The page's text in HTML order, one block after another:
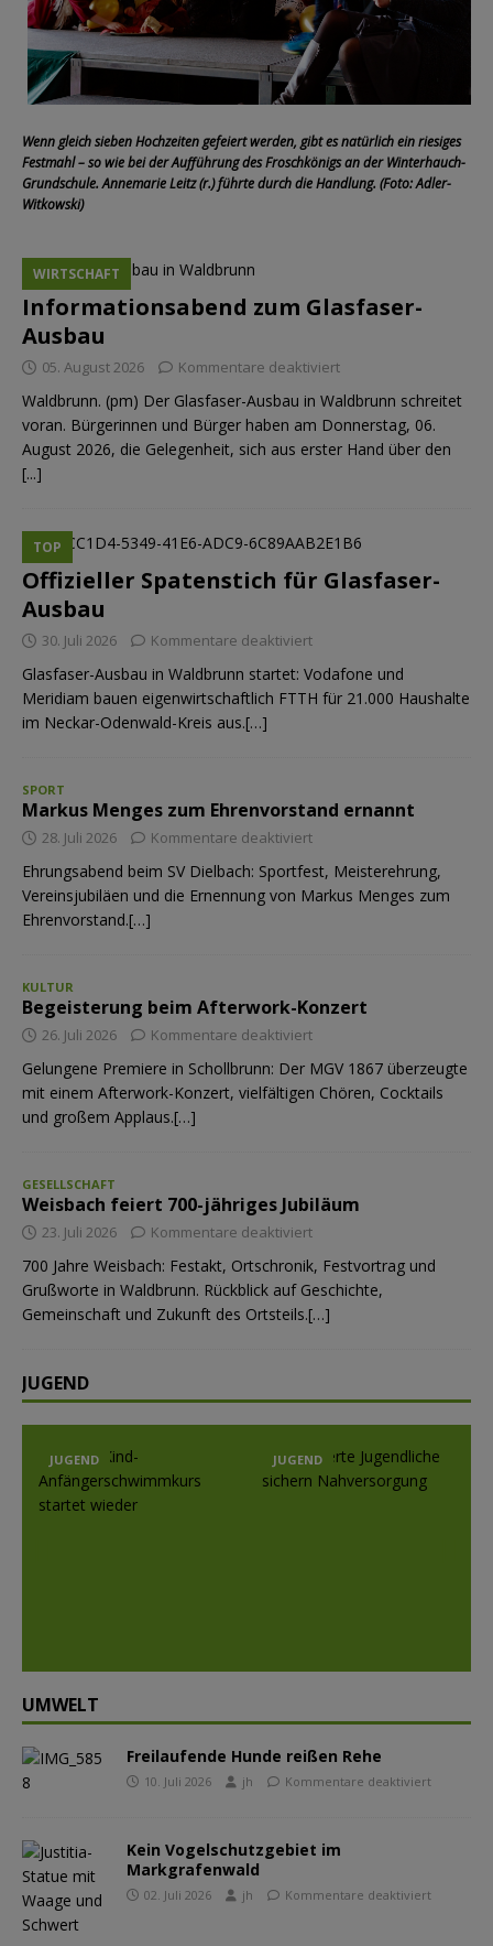
Wenn gleich sieben Hochzeiten gefeiert werden, gibt es natürlich ein riesiges
Festmahl – so wie bei der Aufführung des Froschkönigs an der Winterhauch-
Grundschule. Annemarie Leitz (r.) führte durch die Handlung. (Foto: Adler-
Witkowski)
Informationsabend zum Glasfaser-
Ausbau
WIRTSCHAFT
05. August 2026 Kommentare deaktiviert
Waldbrunn. (pm) Der Glasfaser-Ausbau in Waldbrunn schreitet
voran. Bürgerinnen und Bürger haben am Donnerstag, 06.
August 2026, die Gelegenheit, sich aus erster Hand über den
[...]
Offizieller Spatenstich für Glasfaser-
Ausbau
TOP
30. Juli 2026 Kommentare deaktiviert
Glasfaser-Ausbau in Waldbrunn startet: Vodafone und
Meridiam bauen eigenwirtschaftlich FTTH für 21.000 Haushalte
im Neckar-Odenwald-Kreis aus.[…]
SPORT
Markus Menges zum Ehrenvorstand ernannt
28. Juli 2026 Kommentare deaktiviert
Ehrungsabend beim SV Dielbach: Sportfest, Meisterehrung,
Vereinsjubiläen und die Ernennung von Markus Menges zum
Ehrenvorstand.[…]
KULTUR
Begeisterung beim Afterwork-Konzert
26. Juli 2026 Kommentare deaktiviert
Gelungene Premiere in Schollbrunn: Der MGV 1867 überzeugte
mit einem Afterwork-Konzert, vielfältigen Chören, Cocktails
und großem Applaus.[…]
GESELLSCHAFT
Weisbach feiert 700-jähriges Jubiläum
23. Juli 2026 Kommentare deaktiviert
700 Jahre Weisbach: Festakt, Ortschronik, Festvortrag und
Grußworte in Waldbrunn. Rückblick auf Geschichte,
Gemeinschaft und Zukunft des Ortsteils.[…]
JUGEND
JUGEND JUGEND
UMWELT
Freilaufende Hunde reißen Rehe
10. Juli 2026 jh Kommentare deaktiviert
Kein Vogelschutzgebiet im
Markgrafenwald
02. Juli 2026 jh Kommentare deaktiviert